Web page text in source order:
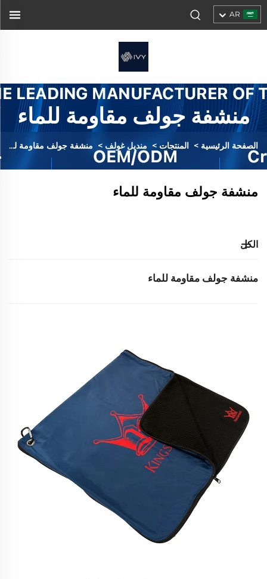
AR
منشفة جولف مقاومة للماء
الصفحة الرئيسية > المنتجات > منديل غولف > منشفة جولف مقاومة للماء
منشفة جولف مقاومة للماء
الكل
منشفة جولف مقاومة للماء